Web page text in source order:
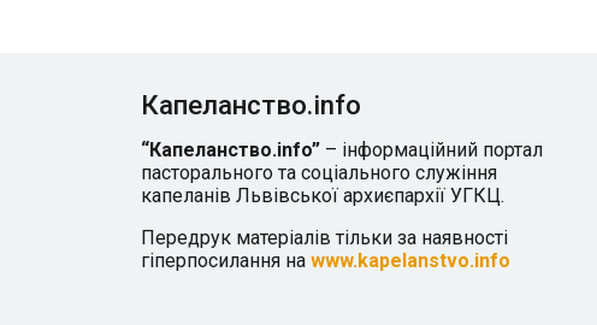
Капеланство.info
“Капеланство.info” – інформаційний портал
пасторального та соціального служіння
капеланів Львівської архиєпархії УГКЦ.
Передрук матеріалів тільки за наявності
гіперпосилання на www.kapelanstvo.info